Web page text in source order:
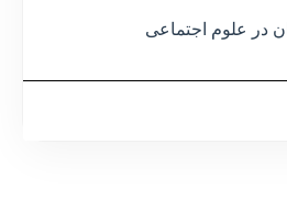
در علوم اجتماعی